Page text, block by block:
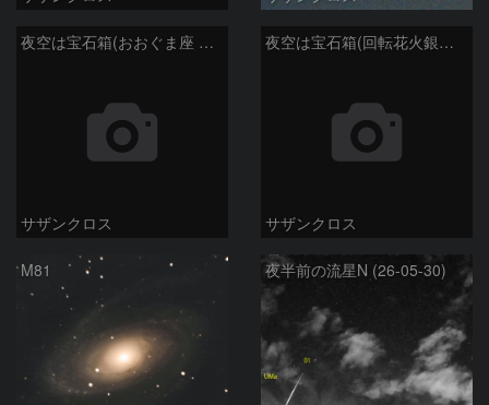
夜空は宝石箱(おおぐま座 M108) Seestar50
サザンクロス
夜空は宝石箱(回転花火銀河 M101) Seestar50
サザンクロス
M81 夜半前の流星N (26-05-30)